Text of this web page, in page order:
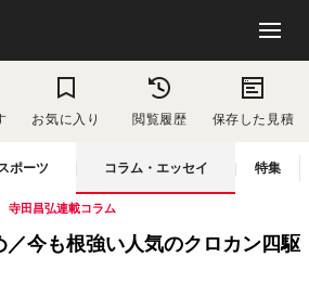
お気に入り 閲覧履歴 保存した見積
ポーツ コラム・エッセイ 特集
寺田昌弘連載コラム
／今も根強い人気のクロカン四駆